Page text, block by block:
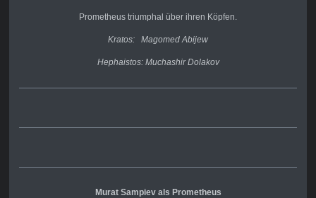
Prometheus triumphal über ihren Köpfen.
Kratos: Magomed Abijew
Hephaistos: Muchashir Dolakov
Murat Sampiev als Prometheus